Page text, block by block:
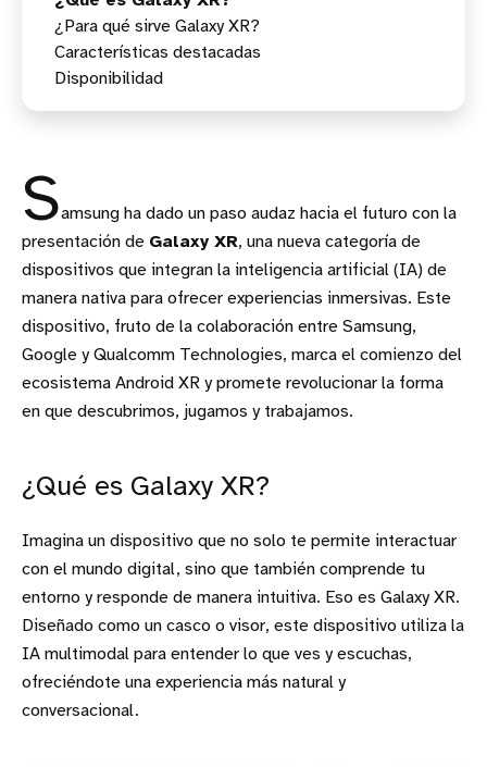
¿Para qué sirve Galaxy XR?
Características destacadas
Disponibilidad
Samsung ha dado un paso audaz hacia el futuro con la
presentación de Galaxy XR, una nueva categoría de
dispositivos que integran la inteligencia artificial (IA) de
manera nativa para ofrecer experiencias inmersivas. Este
dispositivo, fruto de la colaboración entre Samsung,
Google y Qualcomm Technologies, marca el comienzo del
ecosistema Android XR y promete revolucionar la forma
en que descubrimos, jugamos y trabajamos.
¿Qué es Galaxy XR?
Imagina un dispositivo que no solo te permite interactuar
con el mundo digital, sino que también comprende tu
entorno y responde de manera intuitiva. Eso es Galaxy XR.
Diseñado como un casco o visor, este dispositivo utiliza la
IA multimodal para entender lo que ves y escuchas,
ofreciéndote una experiencia más natural y
conversacional.